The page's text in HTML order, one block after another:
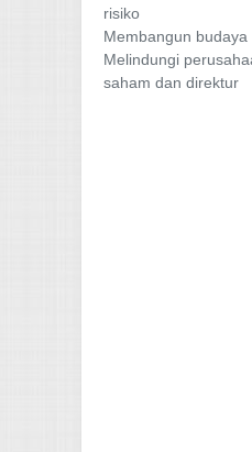
risiko
Membangun budaya
Melindungi
saham dan direktur